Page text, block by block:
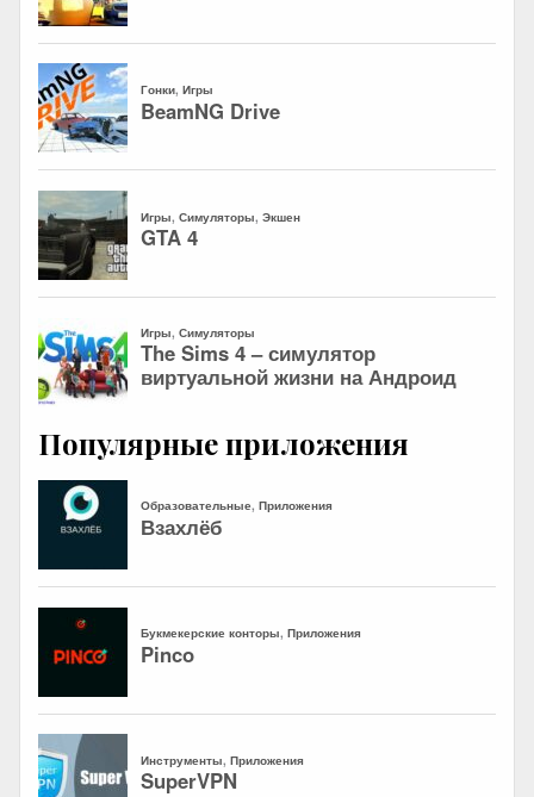
Популярные приложения